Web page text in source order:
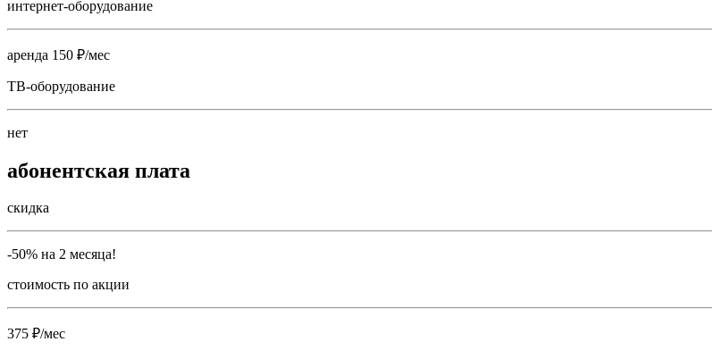
интернет-оборудование
аренда 150 ₽/мес
ТВ-оборудование
нет
абонентская плата
скидка
-50% на 2 месяца!
стоимость по акции
375 ₽/мес